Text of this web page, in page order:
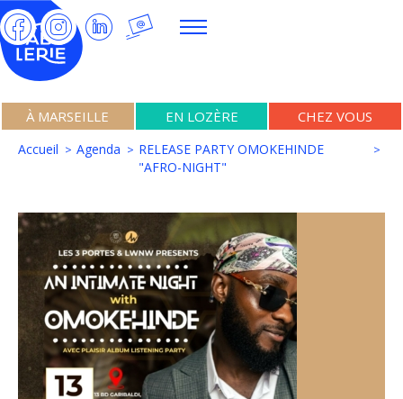
À MARSEILLE EN LOZÈRE CHEZ VOUS
Accueil Agenda
RELEASE PARTY OMOKEHINDE
"AFRO-NIGHT"